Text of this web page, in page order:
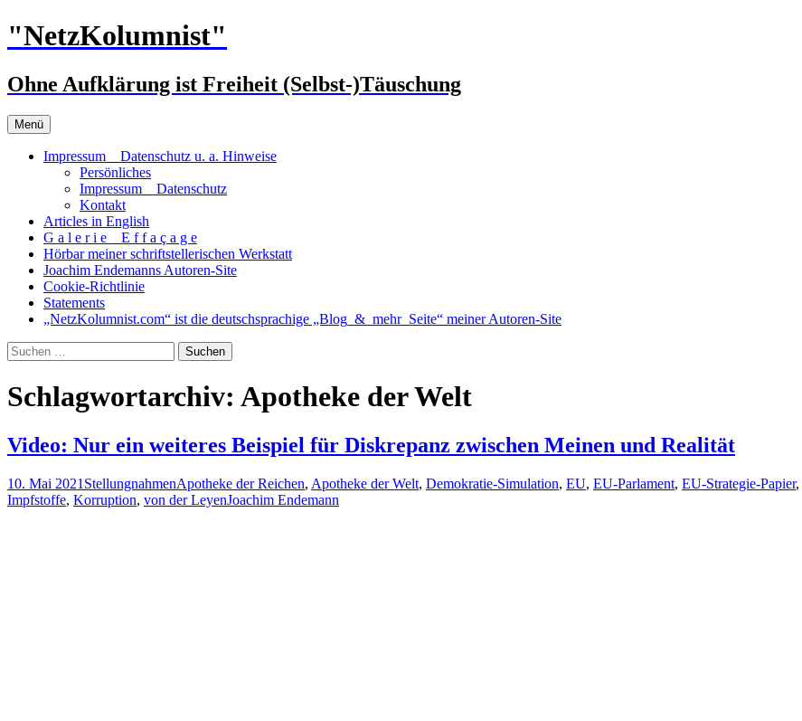
Zum
Inhalt
"NetzKolumnist"
Ohne Aufklärung ist Freiheit (Selbst-)Täuschung
Menü
Impressum _ Datenschutz u. a. Hinweise
Persönliches
Impressum _ Datenschutz
Kontakt
Articles in English
G a l e r i e _ E f f a ç a g e
Hörbar meiner schriftstellerischen Werkstatt
Joachim Endemanns Autoren-Site
Cookie-Richtlinie
Statements
„NetzKolumnist.com“ ist die deutschsprachige „Blog_&_mehr_Seite“ meiner Autoren-Site
Suchen
nach:
Schlagwortarchiv: Apotheke der Welt
Video: Nur ein weiteres Beispiel für Diskrepanz zwischen Meinen und Realität
10. Mai 2021 StellungnahmenApotheke der Reichen, Apotheke der Welt, Demokratie-Simulation, EU, EU-Parlament, EU-Strategie-Papier,
Impfstoffe, Korruption, von der LeyenJoachim Endemann